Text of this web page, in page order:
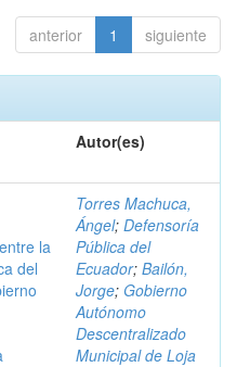
anterior 1 siguiente
Autor(es)
la
del
Torres Machuca,
Ángel; Defensoría
Pública del
Ecuador; Bailón,
Jorge; Gobierno
Autónomo
Descentralizado
Municipal de Loja